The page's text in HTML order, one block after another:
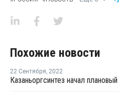
Похожие новости
22 Сентября, 2022
Казаньоргсинтез начал